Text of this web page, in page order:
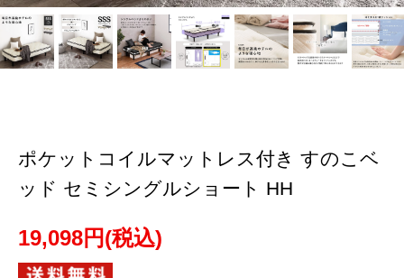
ポケットコイルマットレス付き すのこベ
ッド セミシングルショート HH
19,098円(税込)